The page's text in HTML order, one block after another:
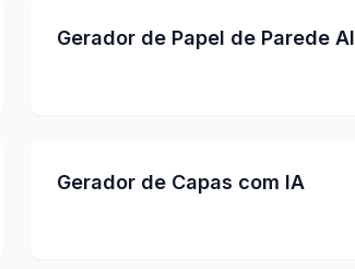
Gerador de Papel de Parede AI
Gerador de Capas com IA